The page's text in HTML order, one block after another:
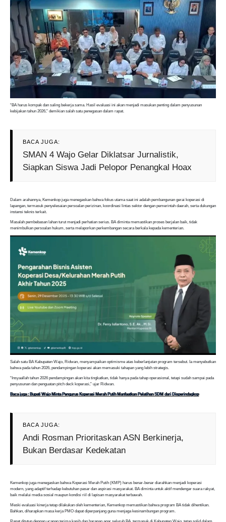
“BA harus kompak dan saling bekerja sama. Hasil evaluasi ini akan menjadi masukan penting dalam penyusunan
kebijakan tahun 2026,” demikian salah satu penegasan dalam rapat.
BACA JUGA:
SMAN 4 Wajo Gelar Diklatsar Jurnalistik,
Siapkan Siswa Jadi Pelopor Penangkal Hoax
Dalam arahannya, Kemenkop juga menegaskan bahwa fokus utama saat ini adalah pembangunan gerai koperasi di
lapangan, termasuk penyelesaian persoalan perizinan, koordinasi lintas sektor dengan pemerintah daerah, serta dukungan
instansi teknis terkait.
Masalah pembebasan lahan turut menjadi perhatian serius. BA diminta memastikan proses berjalan baik, tidak
menimbulkan persoalan hukum, serta melaporkan perkembangan secara berkala kepada kementerian.
Salah satu BA Kabupaten Wajo, Ridwan, menyampaikan optimisme atas keberlanjutan program tersebut. Ia menyebutkan
bahwa pada tahun 2026, pendampingan koperasi akan memasuki tahapan yang lebih strategis.
“Insyaallah tahun 2026 pendampingan akan kita tingkatkan, tidak hanya pada tahap operasional, tetapi sudah sampai pada
penyusunan dan penguatan pitch deck koperasi,” ujar Ridwan.
Baca juga : Bupati Wajo Minta Pengurus Koperasi Merah Putih Manfaatkan Pelatihan SDM dari Disperindagkop
BACA JUGA:
Andi Rosman Prioritaskan ASN Berkinerja,
Bukan Berdasar Kedekatan
Kemenkop juga menegaskan bahwa Koperasi Merah Putih (KMP) harus benar-benar diarahkan menjadi koperasi
modern, yang adaptif terhadap kebutuhan pasar dan aspirasi masyarakat. BA diminta untuk aktif mendengar suara rakyat,
baik melalui media sosial maupun kondisi riil di lapisan masyarakat terbawah.
Meski evaluasi kinerja tetap dilakukan oleh kementerian, Kemenkop memastikan bahwa program BA tidak dihentikan.
Bahkan, diharapkan masa kerja PMO dapat diperpanjang guna menjaga kesinambungan program.
Rapat ditutup dengan ucapan terima kasih dan harapan agar seluruh BA, termasuk di Kabupaten Wajo, tetap solid dalam